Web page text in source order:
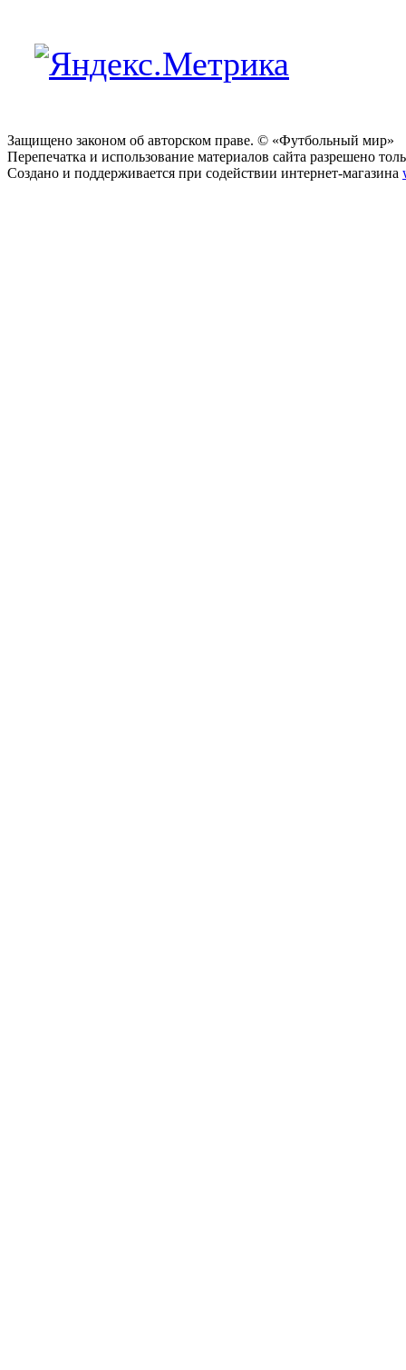
Защищено законом об авторском праве. © «Футбольный мир»
Перепечатка и использование материалов сайта разрешено
Создано и поддерживается при содействии интернет-магазина